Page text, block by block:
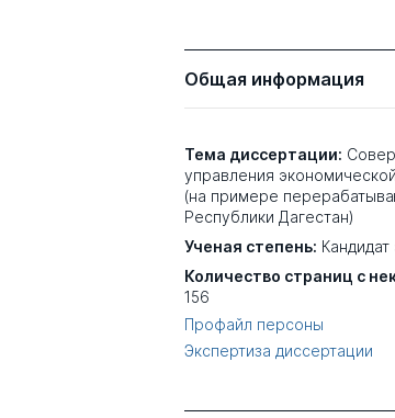
Общая информация
Тема диссертации:
управления
(на примере
Республики Дагестан)
Ученая степень:
Количество страниц с
156
Профайл персоны
Экспертиза диссертации